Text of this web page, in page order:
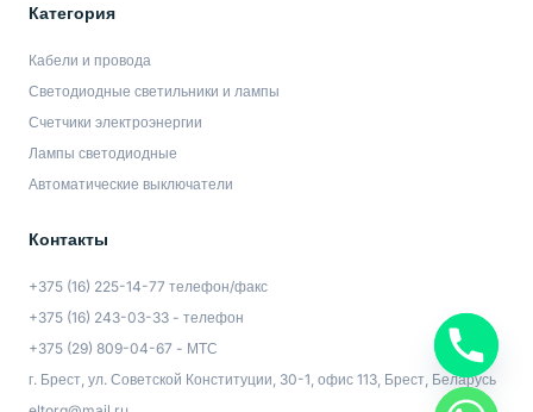
Категория
Кабели и провода
Светодиодные светильники и лампы
Счетчики электроэнергии
Лампы светодиодные
Автоматические выключатели
Контакты
+375 (16) 225-14-77 телефон/факс
+375 (16) 243-03-33 - телефон
+375 (29) 809-04-67 - МТС
г. Брест, ул. Советской Конституции, 30-1, офис 113, Брест, Беларусь